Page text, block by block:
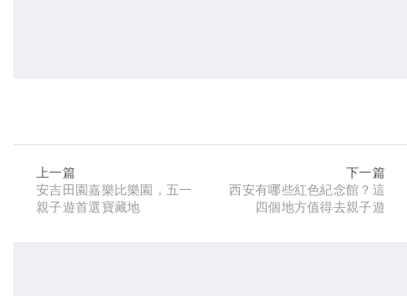
上一篇
安吉田園嘉樂比樂園，五一
親子遊首選寶藏地
下一篇
西安有哪些紅色紀念館？這
四個地方值得去親子遊